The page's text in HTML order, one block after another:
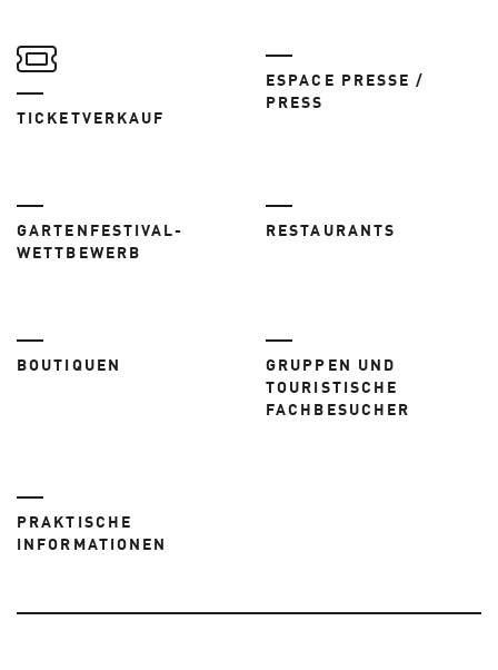
TICKETVERKAUF
ESPACE PRESSE /
PRESS
GARTENFESTIVAL-
WETTBEWERB
RESTAURANTS
BOUTIQUEN
GRUPPEN UND
TOURISTISCHE
FACHBESUCHER
PRAKTISCHE
INFORMATIONEN